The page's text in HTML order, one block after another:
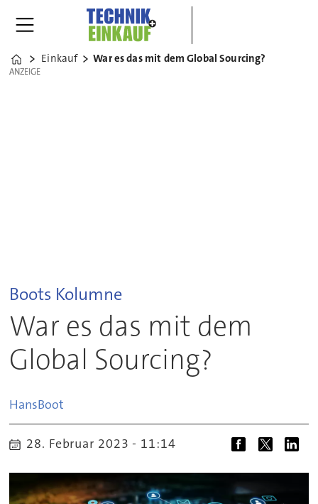
Home
Einkauf War es das mit dem Global Sourcing?
ANZEIGE
ANZEIGE
Boots Kolumne
War es das mit dem
Global Sourcing?
HansBoot
28. Februar 2023 - 11:14